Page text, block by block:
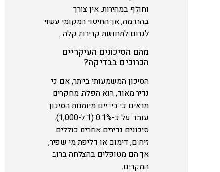
וחולף במהירות. אין צורך
בהרדמה, אך החיטוי המקומי עשוי
לגרום לתחושת קרירות קלה.
מהם הסיכונים העיקריים
הכרוכים בבדיקה?
הסיכון המשמעותי ביותר, אם כי
נדיר מאוד, הוא הפלה. מחקרים
מראים כי בידיים מיומנות הסיכון
עומד על כ-0.1% (1 ל-1,000).
סיכונים נדירים אחרים כוללים
זיהום, דימום או דליפת מי שפיר,
אך הם מטופלים בהצלחה ברוב
המקרים.